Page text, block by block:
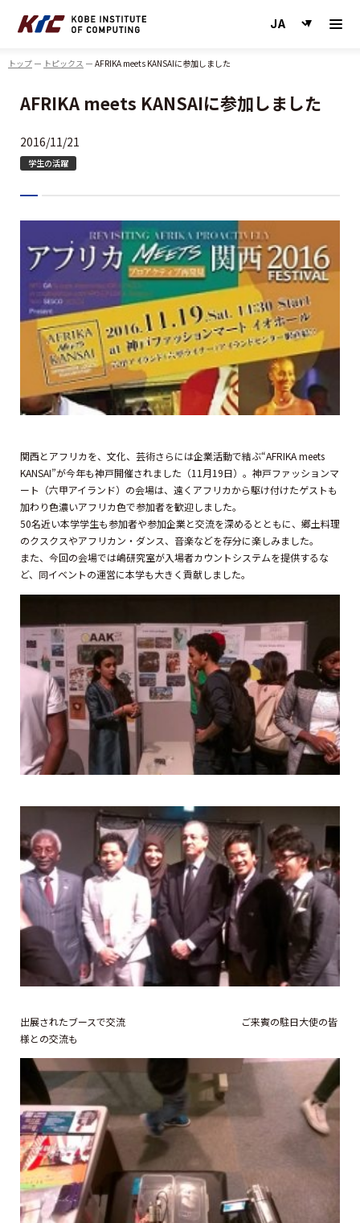
トップ トピックス AFRIKA meets KANSAIに参加しました
AFRIKA meets KANSAIに参加しました
2016/11/21
学生の活躍
関西とアフリカを、文化、芸術さらには企業活動で結ぶ“AFRIKA meets
KANSAI”が今年も神戸開催されました（11月19日）。神戸ファッションマ
ート（六甲アイランド）の会場は、遠くアフリカから駆け付けたゲストも
加わり色濃いアフリカ色で参加者を歓迎しました。
50名近い本学学生も参加者や参加企業と交流を深めるとともに、郷土料理
のクスクスやアフリカン・ダンス、音楽などを存分に楽しみました。
また、今回の会場では嶋研究室が入場者カウントシステムを提供するな
ど、同イベントの運営に本学も大きく貢献しました。
出展されたブースで交流 ご来賓の駐日大使の皆
様との交流も